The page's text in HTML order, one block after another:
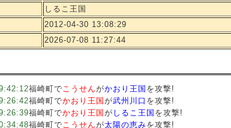
しるこ王国
2012-04-30 13:08:29
2026-07-08 11:27:44
福崎町でこうせんがかおり王国 を攻撃!
福崎町でかおり王国 が武州川口 を攻撃!
福崎町でかおり王国 が しるこ王国 を攻撃!
福崎町でこうせんが太陽の恵みを攻撃!